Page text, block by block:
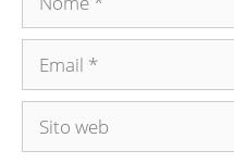
Email
Sito